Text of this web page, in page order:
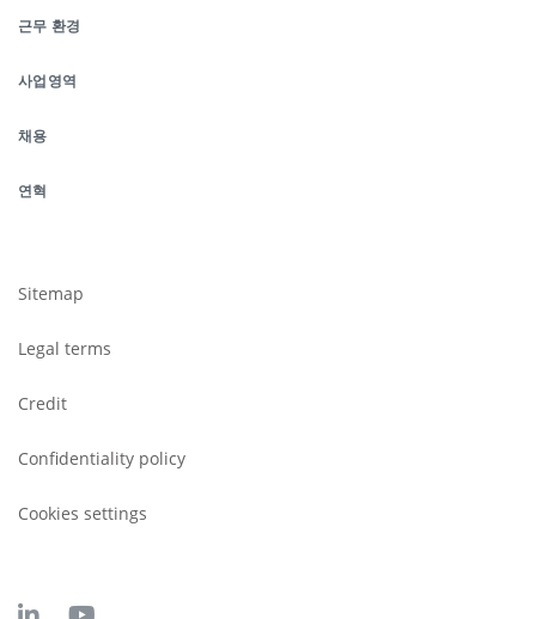
page
근무 환경
사업영역
채용
연혁
Sitemap
Legal terms
Credit
Confidentiality policy
Cookies settings
LinkedIn